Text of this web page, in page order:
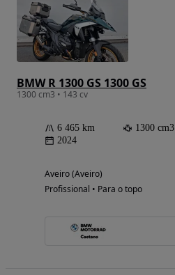
BMW R 1300 GS 1300 GS
1300 cm3 • 143 cv
6 465 km 1300 cm3
2024
Aveiro (Aveiro)
Profissional • Para o topo